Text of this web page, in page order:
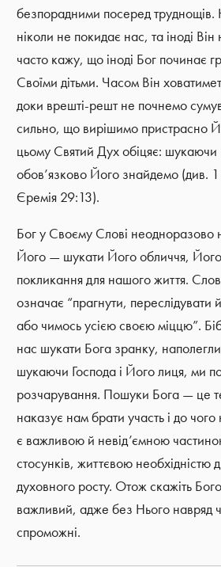
безпорадними посеред труднощів.
ніколи не покидає нас, та іноді Він
часто кажу, що іноді Бог починає
Своїми дітьми. Часом Він
доки врешті-решт не почнемо
сильно, що вирішимо пристрасно
цьому Святий Дух обіцяє:
обов’язково Його знайдемо (див.
Єремія 29:13).
Бог у Своєму Слові неодноразово
Його — шукати Його обличчя, Його
покликання для нашого життя.
означає “прагнути, переслідувати
або чимось усією своєю міццю”.
нас шукати Бога зранку,
шукаючи Господа і Його лиця, ми
розчарування. Пошуки Бога — це
наказує нам брати участь і до
є важливою й невід’ємною
стосунків, життєвою необхідністю
духовного росту. Отож скажіть
важливий, адже без Нього навряд
спроможні.